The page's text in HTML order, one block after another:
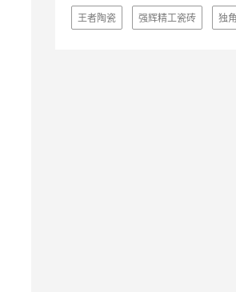
王者陶瓷 强辉精工瓷砖 独